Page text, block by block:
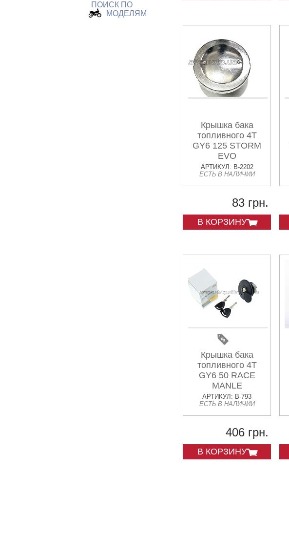
ПОИСК ПО
МОДЕЛЯМ
Крышка бака
топливного 4T
GY6 125 STORM
EVO
АРТИКУЛ: B-2202
ЕСТЬ В НАЛИЧИИ
83 грн.
В КОРЗИНУ
Крышка бака
топливного 4T
GY6 50 RACE
MANLE
АРТИКУЛ: B-793
ЕСТЬ В НАЛИЧИИ
406 грн.
В КОРЗИНУ